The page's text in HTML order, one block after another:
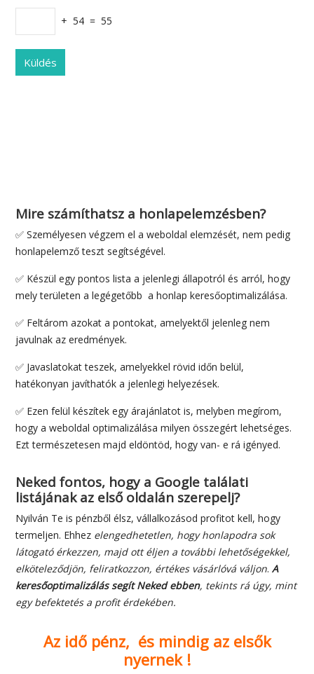
+ 54 = 55
Mire számíthatsz a honlapelemzésben?
✅ Személyesen végzem el a weboldal elemzését, nem pedig
honlapelemző teszt segítségével.
✅ Készül egy pontos lista a jelenlegi állapotról és arról, hogy
mely területen a legégetőbb a honlap keresőoptimalizálása.
✅ Feltárom azokat a pontokat, amelyektől jelenleg nem
javulnak az eredmények.
✅ Javaslatokat teszek, amelyekkel rövid időn belül,
hatékonyan javíthatók a jelenlegi helyezések.
✅ Ezen felül készítek egy árajánlatot is, melyben megírom,
hogy a weboldal optimalizálása milyen összegért lehetséges.
Ezt természetesen majd eldöntöd, hogy van- e rá igényed.
Neked fontos, hogy a Google találati
listájának az első oldalán szerepelj?
Nyilván Te is pénzből élsz, vállalkozásod profitot kell, hogy
termeljen. Ehhez elengedhetetlen, hogy honlapodra sok
látogató érkezzen, majd ott éljen a további lehetőségekkel,
elköteleződjön, feliratkozzon, értékes vásárlóvá váljon. A
keresőoptimalizálás segít Neked ebben, tekints rá úgy, mint
egy befektetés a profit érdekében.
Az idő pénz, és mindig az elsők
nyernek !